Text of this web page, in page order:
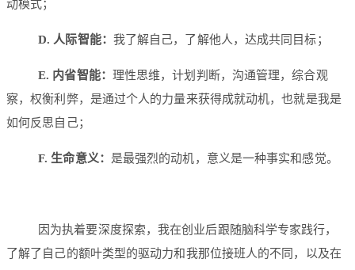
动模式；
D. 人际智能： 我了解自己，了解他人，达成共同目标；
E. 内省智能： 理性思维，计划判断，沟通管理，综合观
察，权衡利弊，是通过个人的力量来获得成就动机，也就是我是
如何反思自己；
F. 生命意义： 是最强烈的动机，意义是一种事实和感觉。
因为执着要深度探索，我在创业后跟随脑科学专家践行，
了解了自己的额叶类型的驱动力和我那位接班人的不同，以及在